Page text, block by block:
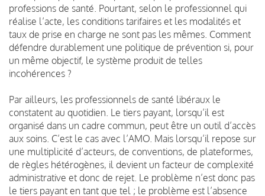
professions de santé. Pourtant, selon le professionnel qui
réalise l’acte, les conditions tarifaires et les modalités et
taux de prise en charge ne sont pas les mêmes. Comment
défendre durablement une politique de prévention si, pour
un même objectif, le système produit de telles
incohérences ?
Par ailleurs, les professionnels de santé libéraux le
constatent au quotidien. Le tiers payant, lorsqu’il est
organisé dans un cadre commun, peut être un outil d’accès
aux soins. C’est le cas avec l’AMO. Mais lorsqu’il repose sur
une multiplicité d’acteurs, de conventions, de plateformes,
de règles hétérogènes, il devient un facteur de complexité
administrative et donc de rejet. Le problème n’est donc pas
le tiers payant en tant que tel ; le problème est l’absence